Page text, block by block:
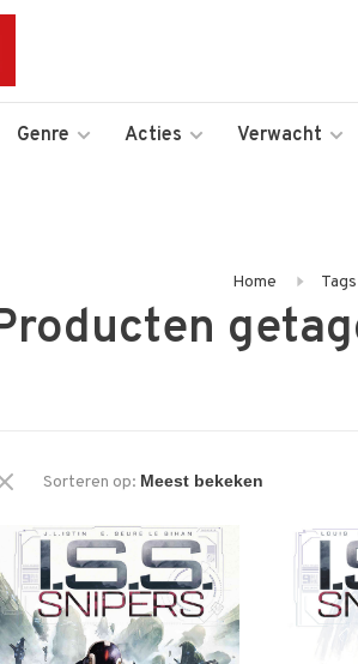
Genre Acties Verwacht
Home Tags
Sorteren op: